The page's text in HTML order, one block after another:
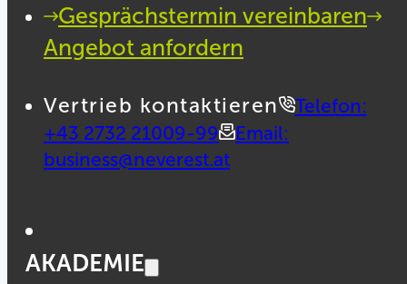
Gesprächstermin vereinbaren
Angebot anfordern
Vertrieb kontaktieren
Telefon:
+43 2732 21009-99
Email:
business@neverest.at
AKADEMIE